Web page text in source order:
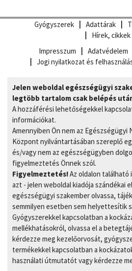
Gyógyszerek Adattárak
Hírek, cikkek
Impresszum
Adatvédelem
Jogi nyilatkozat és
Jelen weboldal egészségügyi
legtöbb tartalom csak belépés
A hozzáférési lehetőségekkel
információkat.
Amennyiben Ön nem az Egészségügyi
Központ nyilvántartásában szereplő
és/vagy nem az egészségügyben
figyelmeztetés Önnek szól.
Figyelmeztetés!Az oldalon található
azt - jelen weboldal kiadója szándékai
egészségügyi szakember olvassa,
semmilyen esetben sem helyettesítik
Gyógyszerekkel kapcsolatban a
mellékhatásokról, olvassa el a
kérdezze meg kezelőorvosát,
termékekkel kapcsolatban a
használati útmutatót vagy kérdezze